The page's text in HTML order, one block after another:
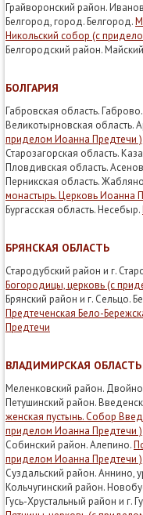
Грайворонский район.
Белгород, город. Белгород.
Никольский собор (с
Белгородский район.
БОЛГАРИЯ
Габровская область. Габрово.
Великотырновская область.
приделом Иоанна Предтечи )
Старозагорская область.
Пловдивская область.
Перникская область.
монастырь. Церковь Иоанна
Бургасская область. Несебыр.
БРЯНСКАЯ ОБЛАСТЬ
Стародубский район и г.
Богородицы, церковь (с
Брянский район и г. Сельцо.
Предтеченская Бело-
Предтечи
ВЛАДИМИРСКАЯ ОБЛАСТЬ
Меленковский район.
Петушинский район.
женская пустынь. Собор
приделом Иоанна Предтечи )
Собинский район. Алепино.
приделом Иоанна Предтечи )
Суздальский район. Аннино,
Кольчугинский район.
Гусь-Хрустальный район и г.